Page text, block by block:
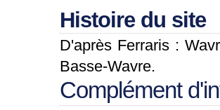
Histoire du site
D'après Ferraris :
Basse-Wavre.
Complément